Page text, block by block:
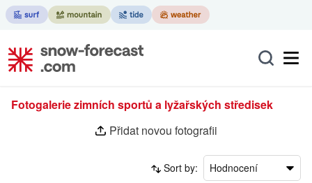
Fotogalerie zimních sportů a lyžařských středisek
Přidat novou fotografii
Sort by: Hodnocení